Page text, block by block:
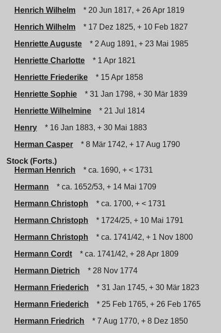
Henrich Wilhelm
* 20 Jun 1817, + 26 Apr 1819
Henrich Wilhelm
* 17 Dez 1825, + 10 Feb 1827
Henriette Auguste
* 2 Aug 1891, + 23 Mai 1985
Henriette Charlotte
* 1 Apr 1821
Henriette Friederike
* 15 Apr 1858
Henriette Sophie
* 31 Jan 1798, + 30 Mär 1839
Henriette Wilhelmine
* 21 Jul 1814
Henry
* 16 Jan 1883, + 30 Mai 1883
Herman Casper
* 8 Mär 1742, + 17 Aug 1790
Stock (Forts.)
Herman Henrich
* ca. 1690, + < 1731
Hermann
* ca. 1652/53, + 14 Mai 1709
Hermann Christoph
* ca. 1700, + < 1731
Hermann Christoph
* 1724/25, + 10 Mai 1791
Hermann Christoph
* ca. 1741/42, + 1 Nov 1800
Hermann Cordt
* ca. 1741/42, + 28 Apr 1809
Hermann Dietrich
* 28 Nov 1774
Hermann Friederich
* 31 Jan 1745, + 30 Mär 1823
Hermann Friederich
* 25 Feb 1765, + 26 Feb 1765
Hermann Friedrich
* 7 Aug 1770, + 8 Dez 1850